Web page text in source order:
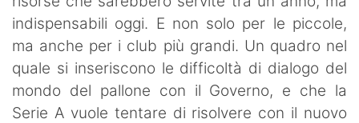
indispensabili oggi. E non solo per le piccole,
ma anche per i club più grandi. Un quadro nel
quale si inseriscono le difficoltà di dialogo del
mondo del pallone con il Governo, e che la
Serie A vuole tentare di risolvere con il nuovo